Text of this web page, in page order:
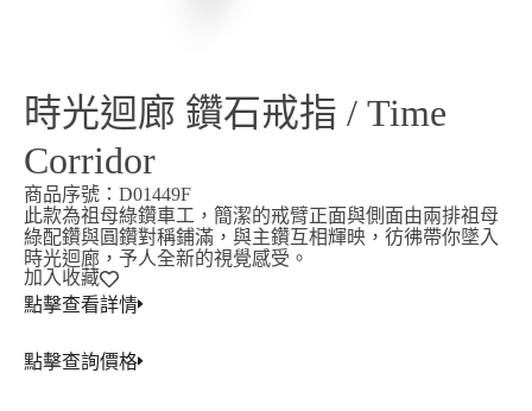
時光迴廊 鑽石戒指 / Time
Corridor
商品序號：D01449F
此款為祖母綠鑽車工，簡潔的戒臂正面與側面由兩排祖母
綠配鑽與圓鑽對稱鋪滿，與主鑽互相輝映，彷彿帶你墜入
時光迴廊，予人全新的視覺感受。
加入收藏
點擊查看詳情
點擊查詢價格